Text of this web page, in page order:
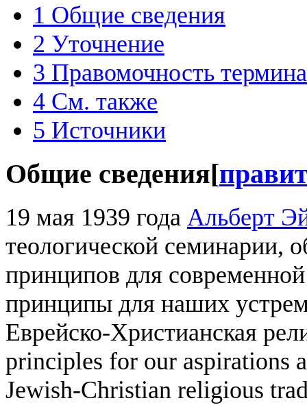
1 Общие сведения
2 Уточнение
3 Правомочность термина
4 См. также
5 Источники
Общие сведения[
19 мая 1939 года Альберт
теологической семинарии,
принципов для
принципы для наших
Еврейско-Христианская
principles for our aspirations
Jewish-Christian religious